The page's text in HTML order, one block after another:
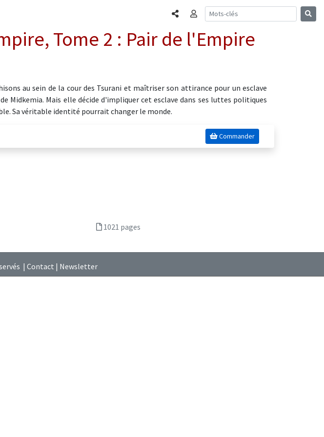
PartagerConnexion
Tome 2 : Pair de l'Empire
au sein de la cour des Tsurani et maîtriser son attirance pour un esclave
Midkemia. Mais elle décide d'impliquer cet esclave dans ses luttes politiques
Sa véritable identité pourrait changer le monde.
Commander
1021 pages
| Contact | Newsletter